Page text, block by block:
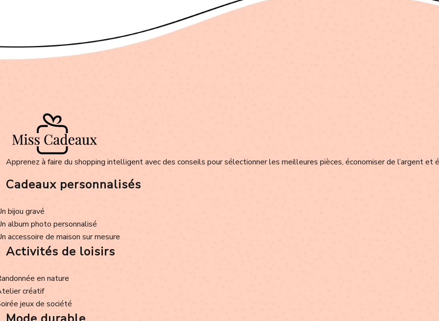
Apprenez à faire du shopping intelligent avec des conseils pour sélectionner les meilleures pièces, économiser de l’argent et
Cadeaux personnalisés
bijou gravé
album photo personnalisé
accessoire de maison sur mesure
Activités de loisirs
en nature
créatif
jeux de société